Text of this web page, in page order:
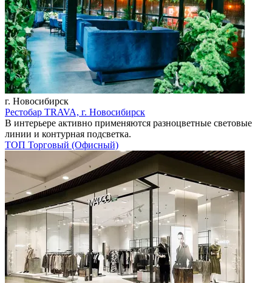
г. Новосибирск
Рестобар TRAVA, г. Новосибирск
В интерьере активно применяются разноцветные световые
линии и контурная подсветка.
ТОП Торговый (Офисный)